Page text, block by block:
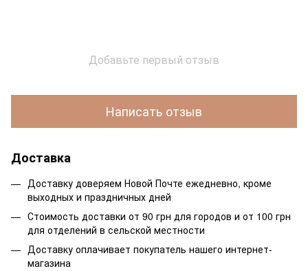
Добавьте первый отзыв
Написать отзыв
Доставка
Доставку доверяем Новой Почте ежедневно, кроме
выходных и праздничных дней
Стоимость доставки от 90 грн для городов и от 100 грн
для отделений в сельской местности
Доставку оплачивает покупатель нашего интернет-
магазина